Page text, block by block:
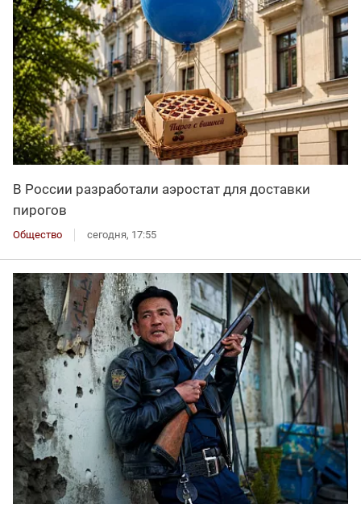
В России разработали аэростат для доставки
пирогов
Общество сегодня, 17:55